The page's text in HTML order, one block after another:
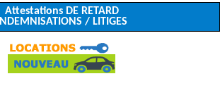
Attestations DE RETARD
INDEMNISATIONS / LITIGES